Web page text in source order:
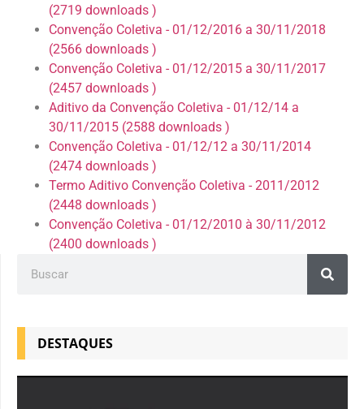
(2719 downloads )
Convenção Coletiva - 01/12/2016 a 30/11/2018
(2566 downloads )
Convenção Coletiva - 01/12/2015 a 30/11/2017
(2457 downloads )
Aditivo da Convenção Coletiva - 01/12/14 a
30/11/2015 (2588 downloads )
Convenção Coletiva - 01/12/12 a 30/11/2014
(2474 downloads )
Termo Aditivo Convenção Coletiva - 2011/2012
(2448 downloads )
Convenção Coletiva - 01/12/2010 à 30/11/2012
(2400 downloads )
DESTAQUES